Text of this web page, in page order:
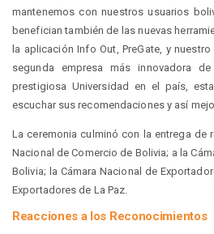
mantenemos con nuestros usuarios
benefician también de las nuevas
la aplicación Info Out, PreGate, y
segunda empresa más innovadora
prestigiosa Universidad en el país,
escuchar sus recomendaciones y así
La ceremonia culminó con la entrega de
Nacional de Comercio de Bolivia; a la
Bolivia; la Cámara Nacional de
Exportadores de La Paz.
Reacciones a los Reconocimientos